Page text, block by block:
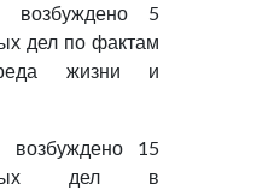
возбуждено 5
дел по фактам
жизни и
15
дел в